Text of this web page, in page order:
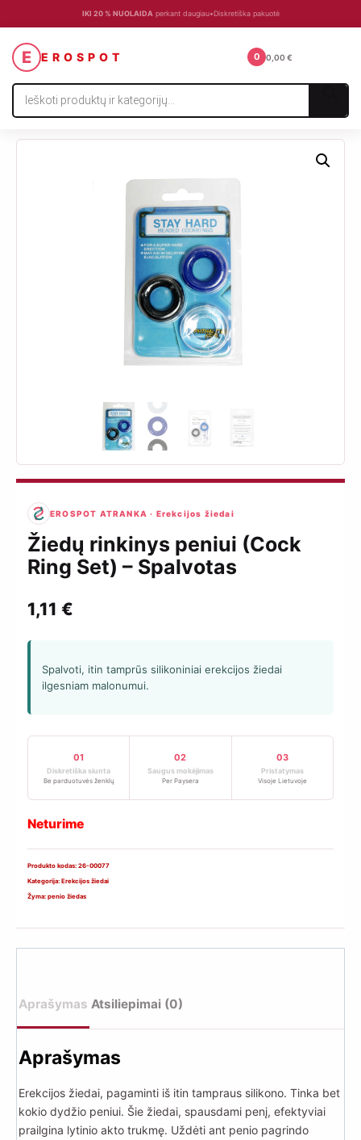
IKI 20 % NUOLAIDA perkant daugiau•Diskretiška pakuotė
E EROSPOT
Products
search
0 0,00 €
EROSPOT ATRANKA · Erekcijos žiedai
Žiedų rinkinys peniui (Cock
Ring Set) – Spalvotas
1,11 €
Spalvoti, itin tamprūs silikoniniai erekcijos žiedai
ilgesniam malonumui.
01
Diskretiška siunta
Be parduotuvės ženklų
02
Saugus mokėjimas
Per Paysera
03
Pristatymas
Visoje Lietuvoje
Neturime
Produkto kodas: 26-00077
Kategorija: Erekcijos žiedai
Žyma: penio žiedas
Aprašymas Atsiliepimai (0)
Aprašymas
Erekcijos žiedai, pagaminti iš itin tampraus silikono. Tinka bet
kokio dydžio peniui. Šie žiedai, spausdami penį, efektyviai
prailgina lytinio akto trukmę. Uždėti ant penio pagrindo